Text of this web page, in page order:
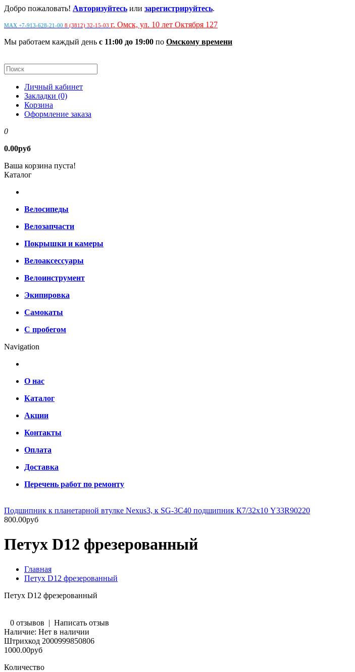
Добро пожаловать! Авторизуйтесь или зарегистрируйтесь.
MAX +7-913-628-21-00 8 (3812) 32-15-03 г. Омск, ул. 10 лет Октября 127
Мы работаем каждый день с 11:00 до 19:00 по Омскому времени
Личный кабинет
Закладки (0)
Корзина
Оформление заказа
0
0.00руб
Ваша корзина пуста!
Каталог
Велосипеды
Велозапчасти
Покрышки и камеры
Велоаксессуары
Велоинструмент
Экипировка
Самокаты
С пробегом
Navigation
О нас
Каталог
Акции
Контакты
Оплата
Доставка
Перечень работ по ремонту
Подшипник к планетарной втулке Nexus3, к SG-3C40 подшипник К7/32х10 Y33R90220
800.00руб
Петух D12 фрезерованный
Главная
Петух D12 фрезерованный
Петух D12 фрезерованный
0 отзывов | Написать отзыв
Наличие: Нет в наличии
Штрихкод 2000999850806
1000.00руб
Количество